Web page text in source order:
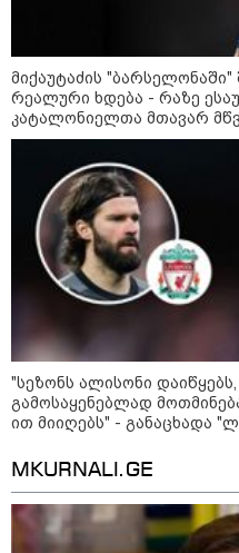
8
აგვისტო
დღის
8 აგვისტო ახალ
მოიტანს. გაიზრდება
და კულტურული
განსაკუთრებით
დროის გასატარებლად და
საუბრებისთვის.
მიქაუტაძის
რეალური ხდება - რაზე
კატალონიელთა მთავარ
"სეზონს ალისონი
გამოსაყენებლად
ით მიიღებს" - განაცხადა
MKURNALI.GE